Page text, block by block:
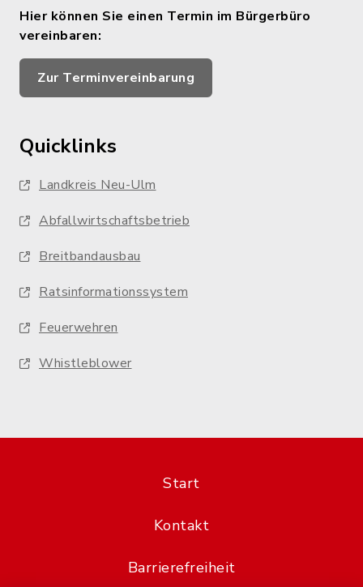
Hier können Sie einen Termin im Bürgerbüro
vereinbaren:
Zur Terminvereinbarung
Quicklinks
Landkreis Neu-Ulm
Abfallwirtschaftsbetrieb
Breitbandausbau
Ratsinformationssystem
Feuerwehren
Whistleblower
Start
Kontakt
Barrierefreiheit